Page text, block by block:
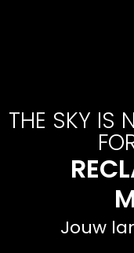
THE SKY IS
Jouw